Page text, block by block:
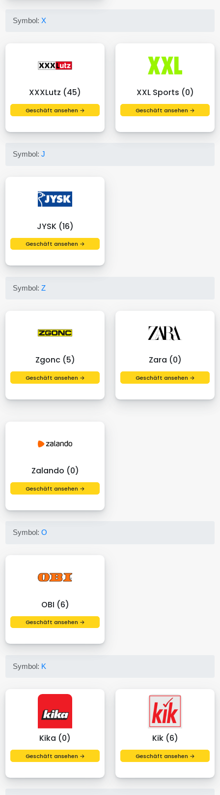
Symbol: X
XXXLutz (45)
Geschäft ansehen →
XXL Sports (0)
Geschäft ansehen →
Symbol:J
JYSK (16)
Geschäft ansehen →
Symbol:Z
Zgonc (5)
Geschäft ansehen →
Zara (0)
Geschäft ansehen →
Zalando (0)
Geschäft ansehen →
Symbol:O
OBI (6)
Geschäft ansehen →
Symbol: K
Kika (0)
Geschäft ansehen →
Kik (6)
Geschäft ansehen →